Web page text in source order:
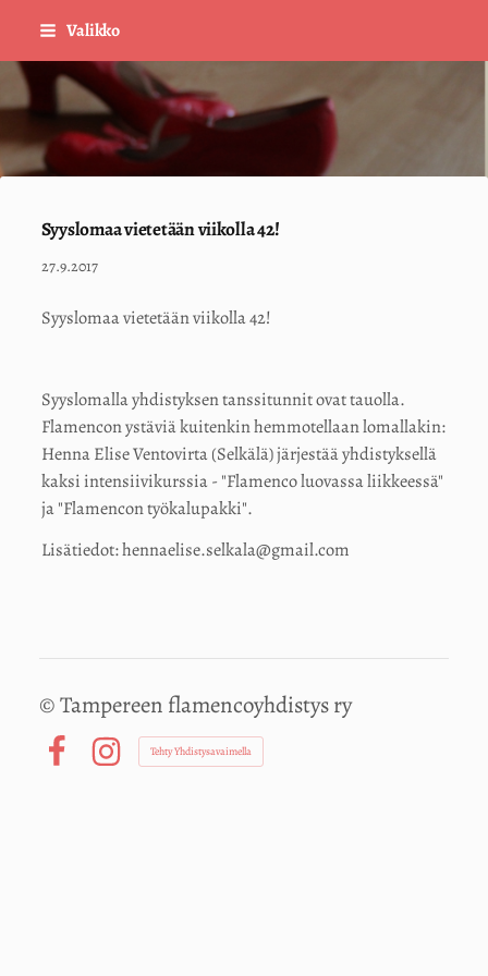
Siirry
sisältöön
Valikko
Sivuston etusivulle
Syyslomaa vietetään viikolla 42!
27.9.2017
Syyslomaa vietetään viikolla 42!
Syyslomalla yhdistyksen tanssitunnit ovat tauolla.
Flamencon ystäviä kuitenkin hemmotellaan lomallakin:
Henna Elise Ventovirta (Selkälä) järjestää yhdistyksellä
kaksi intensiivikurssia - "Flamenco luovassa liikkeessä"
ja "Flamencon työkalupakki".
Lisätiedot: hennaelise.selkala@gmail.com
©Tampereen flamencoyhdistys ry
Instagram
Tehty Yhdistysavaimella